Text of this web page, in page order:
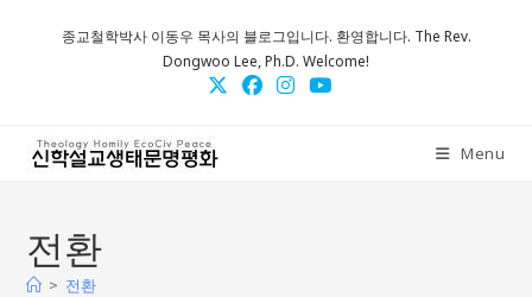
종교철학박사 이동우 목사의 블로그입니다. 환영합니다. The Rev.
Dongwoo Lee, Ph.D. Welcome!
Menu
전환
> 전환